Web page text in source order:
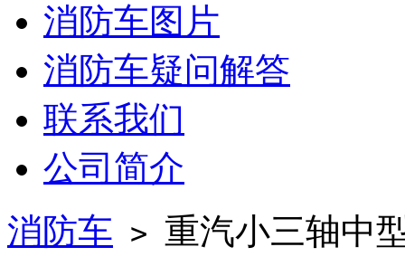
消防车图片
消防车疑问解答
联系我们
公司简介
消防车 > 重汽小三轴中